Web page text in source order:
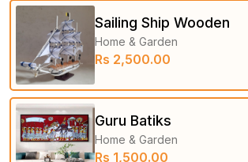
Sailing Ship Wooden
Home & Garden
Rs 2,500.00
Guru Batiks
Home & Garden
Rs 1,500.00